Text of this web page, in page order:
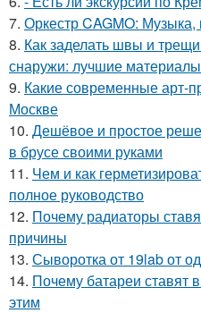
7. Оркестр CAGMO: Музыка,
8. Как заделать швы и
снаружи: лучшие
9. Какие современные арт-
Москве
10. Дешёвое и простое
в брусе своими руками
11. Чем и как
полное руководство
12. Почему радиаторы
причины
13. Сыворотка от 19lab от
14. Почему батареи ставят
этим